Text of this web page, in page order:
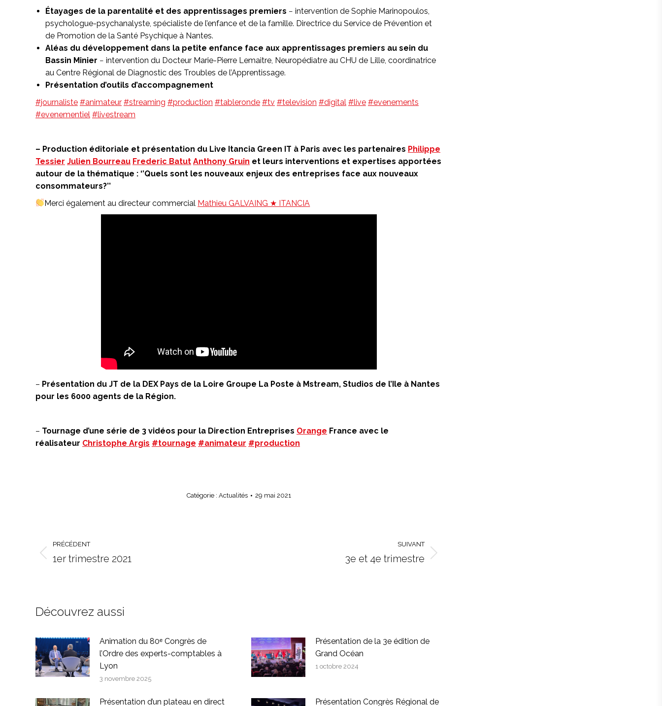
Étayages de la parentalité et des apprentissages premiers − intervention de Sophie Marinopoulos,
psychologue-psychanalyste, spécialiste de l’enfance et de la famille. Directrice du Service de Prévention et
de Promotion de la Santé Psychique à Nantes.
Aléas du développement dans la petite enfance face aux apprentissages premiers au sein du
Bassin Minier − intervention du Docteur Marie-Pierre Lemaitre, Neuropédiatre au CHU de Lille, coordinatrice
au Centre Régional de Diagnostic des Troubles de l’Apprentissage.
Présentation d’outils d’accompagnement
#journaliste #animateur #streaming #production #tableronde #tv #television #digital #live #evenements
#evenementiel #livestream
– Production éditoriale et présentation du Live Itancia Green IT à Paris avec les partenaires Philippe
Tessier Julien Bourreau Frederic Batut Anthony Gruin et leurs interventions et expertises apportées
autour de la thématique : ‘’Quels sont les nouveaux enjeux des entreprises face aux nouveaux
consommateurs?’’
Merci également au directeur commercial Mathieu GALVAING ★ ITANCIA
– Présentation du JT de la DEX Pays de la Loire Groupe La Poste à Mstream, Studios de l’Ile à Nantes
pour les 6000 agents de la Région.
– Tournage d’une série de 3 vidéos pour la Direction Entreprises Orange France avec le
réalisateur Christophe Argis #tournage #animateur #production
Catégorie : Actualités 29 mai 2021
Navigation
article
PRÉCÉDENT
Article
1er trimestre 2021
SUIVANT
3e et 4e trimestre
Découvrez aussi
Animation du 80ᵉ Congrès de
l’Ordre des experts-comptables à
Lyon
3 novembre 2025
Présentation de la 3e édition de
Grand Océan
1 octobre 2024
Présentation d’un plateau en direct Présentation Congrès Régional de